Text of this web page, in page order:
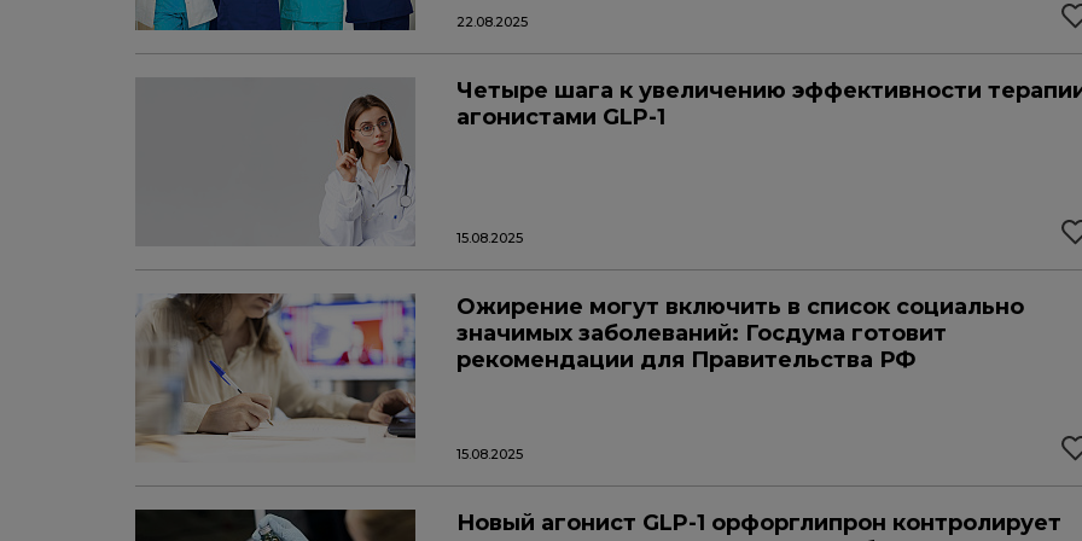
22.08.2025
Четыре шага к увеличению эффективности
агонистами GLP-1
15.08.2025
Ожирение могут включить в список социально
значимых заболеваний: Госдума готовит
рекомендации для Правительства РФ
15.08.2025
Новый агонист GLP-1 орфорглипрон контролирует